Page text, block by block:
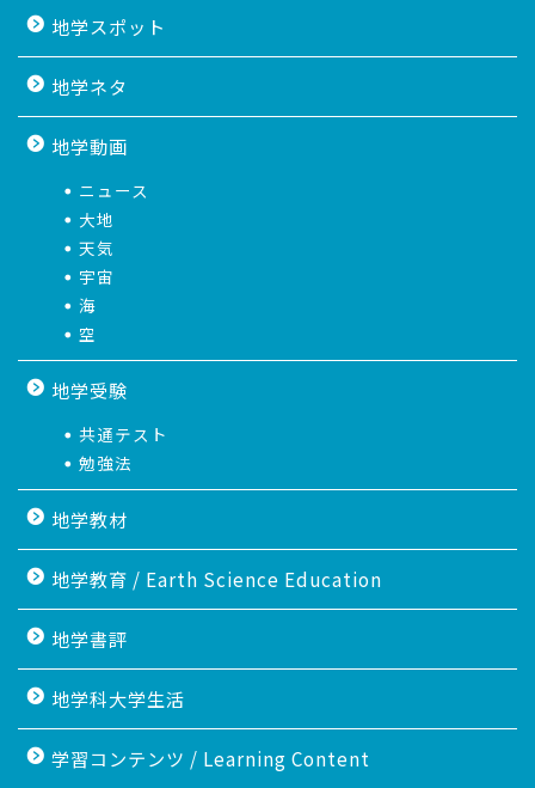
地学スポット
地学ネタ
地学動画
ニュース
大地
天気
宇宙
海
空
地学受験
共通テスト
勉強法
地学教材
地学教育 / Earth Science Education
地学書評
地学科大学生活
学習コンテンツ / Learning Content